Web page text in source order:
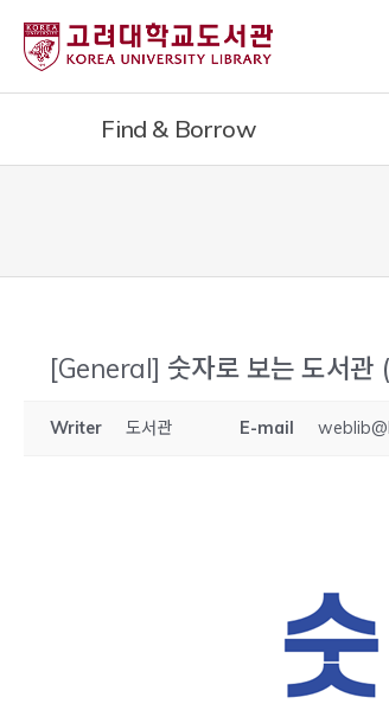
로
Find & Borrow
[General] 숫자로 보는 도서
Writer 도서관 E-mail